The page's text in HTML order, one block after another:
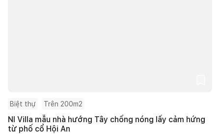
Biệt thự Trên 200m2
NI Villa mẫu nhà hướng Tây chống nóng lấy cảm hứng
từ phố cổ Hội An